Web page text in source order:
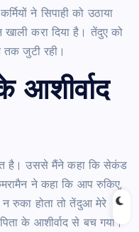
ने सिपाही को उठाया
करा दिया है। तेंदुए को
तक जुटी रही।
आशीर्वाद
है। उससे मैंने कहा कि सेकंड
ने कहा कि आप रुकिए,
रुका होता तो तेंदुआ मेरे
के आशीर्वाद से बच गया।